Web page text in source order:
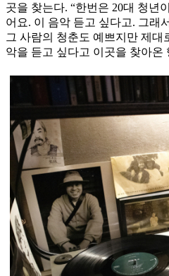
곳을 찾는다. “한번은 20대 청년
어요. 이 음악 듣고 싶다고. 그래
그 사람의 청춘도 예쁘지만 제대
악을 듣고 싶다고 이곳을 찾아온